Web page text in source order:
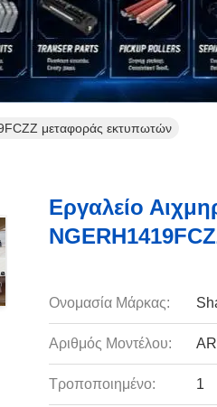
μεταφοράς εκτυπωτών
Εργαλείο
Ονομασία Μάρκας:
Αριθμός Μοντέλου:
Τροποποιημένο: 1